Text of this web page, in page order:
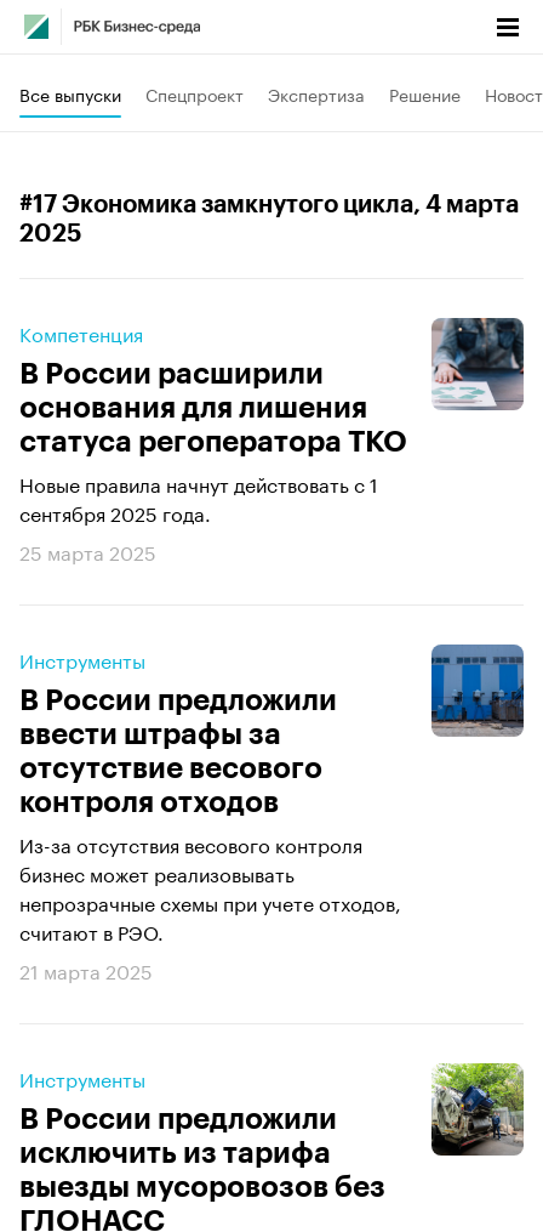
Все выпуски Спецпроект Экспертиза Решение
#17 Экономика замкнутого цикла, 4 марта
2025
Компетенция
В России расширили
основания для лишения
статуса регоператора ТКО
Новые правила начнут действовать с 1
сентября 2025 года.
25 марта 2025
Инструменты
В России предложили
ввести штрафы за
отсутствие весового
контроля отходов
Из-за отсутствия весового контроля
бизнес может реализовывать
непрозрачные схемы при учете отходов,
считают в РЭО.
21 марта 2025
Инструменты
В России предложили
исключить из тарифа
выезды мусоровозов без
ГЛОНАСС